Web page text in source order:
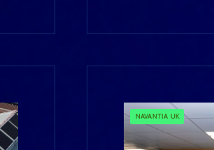
NAVANTIA UK